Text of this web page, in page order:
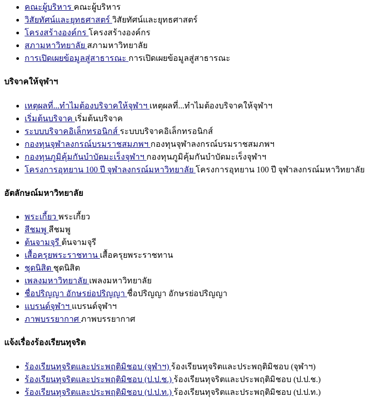
คณะผู้บริหาร คณะผู้บริหาร
วิสัยทัศน์และยุทธศาสตร์ วิสัยทัศน์และยุทธศาสตร์
โครงสร้างองค์กร โครงสร้างองค์กร
สภามหาวิทยาลัย สภามหาวิทยาลัย
การเปิดเผยข้อมูลสู่สาธารณะ การเปิดเผยข้อมูลสู่สาธารณะ
บริจาคให้จุฬาฯ
เหตุผลที่...ทำไมต้องบริจาคให้จุฬาฯ เหตุผลที่...ทำไมต้องบริจาคให้จุฬาฯ
เริ่มต้นบริจาค เริ่มต้นบริจาค
ระบบบริจาคอิเล็กทรอนิกส์ ระบบบริจาคอิเล็กทรอนิกส์
กองทุนจุฬาลงกรณ์บรมราชสมภพฯ กองทุนจุฬาลงกรณ์บรมราชสมภพฯ
กองทุนภูมิคุ้มกันบำบัดมะเร็งจุฬาฯ กองทุนภูมิคุ้มกันบำบัดมะเร็งจุฬาฯ
โครงการอุทยาน 100 ปี จุฬาลงกรณ์มหาวิทยาลัย โครงการอุทยาน 100 ปี จุฬาลงกรณ์มหาวิทยาลัย
อัตลักษณ์มหาวิทยาลัย
พระเกี้ยว พระเกี้ยว
สีชมพู สีชมพู
ต้นจามจุรี ต้นจามจุรี
เสื้อครุยพระราชทาน เสื้อครุยพระราชทาน
ชุดนิสิต ชุดนิสิต
เพลงมหาวิทยาลัย เพลงมหาวิทยาลัย
ชื่อปริญญา อักษรย่อปริญญา ชื่อปริญญา อักษรย่อปริญญา
แบรนด์จุฬาฯ แบรนด์จุฬาฯ
ภาพบรรยากาศ ภาพบรรยากาศ
แจ้งเรื่องร้องเรียนทุจริต
ร้องเรียนทุจริตและประพฤติมิชอบ (จุฬาฯ) ร้องเรียนทุจริตและประพฤติมิชอบ (จุฬาฯ)
ร้องเรียนทุจริตและประพฤติมิชอบ (ป.ป.ช.) ร้องเรียนทุจริตและประพฤติมิชอบ (ป.ป.ช.)
ร้องเรียนทุจริตและประพฤติมิชอบ (ป.ป.ท.) ร้องเรียนทุจริตและประพฤติมิชอบ (ป.ป.ท.)